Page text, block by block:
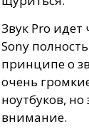
Звук Pro идет
Sony
принципе о
очень
ноутбуков, но
внимание.